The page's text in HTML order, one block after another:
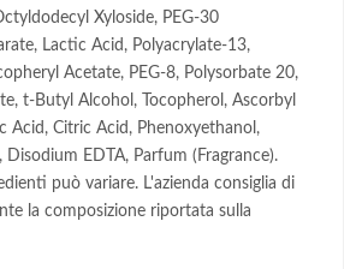
Xyloside, PEG-30
Lactic Acid, Polyacrylate-13,
Acetate, PEG-8, Polysorbate 20,
t-Butyl Alcohol, Tocopherol, Ascorbyl
Acid, Citric Acid, Phenoxyethanol,
Disodium EDTA, Parfum (Fragrance).
può variare. L'azienda consiglia di
la composizione riportata sulla